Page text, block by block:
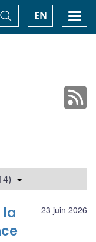
EN
Basculer
la
recherche
23 juin 2026
la